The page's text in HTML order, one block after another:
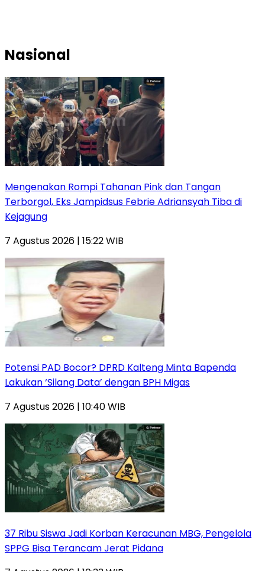
Nasional
Mengenakan Rompi Tahanan Pink dan Tangan
Terborgol, Eks Jampidsus Febrie Adriansyah Tiba di
Kejagung
7 Agustus 2026 | 15:22 WIB
Potensi PAD Bocor? DPRD Kalteng Minta Bapenda
Lakukan ‘Silang Data’ dengan BPH Migas
7 Agustus 2026 | 10:40 WIB
37 Ribu Siswa Jadi Korban Keracunan MBG, Pengelola
SPPG Bisa Terancam Jerat Pidana